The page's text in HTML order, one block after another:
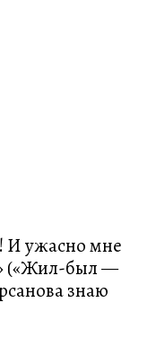
И ужасно мне
(«Жил-был —
знаю